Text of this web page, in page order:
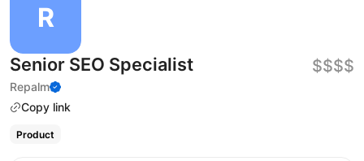
Senior SEO Specialist
Repalm
Copy link
$$$$
Product